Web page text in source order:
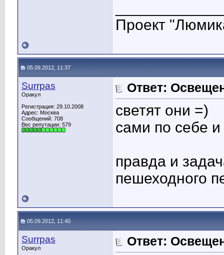
Проект
05.09.2012, 11:37
Surrpas
Оракул
Регистрация: 29.10.2008
Адрес: Москва
Сообщений: 708
Вес репутации: 579
Ответ:
светят они =)
сами по себе и
правда и
пешеходного
05.09.2012, 11:40
Surrpas
Оракул
Ответ: